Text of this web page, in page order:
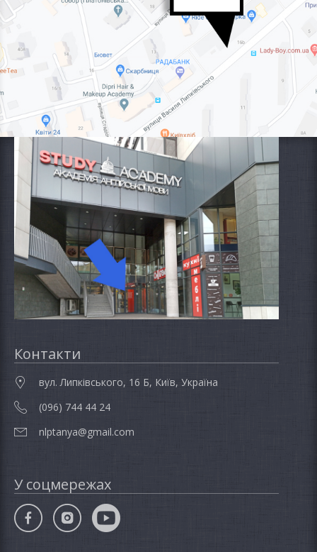
Контакти
вул. Липківського, 16 Б, Київ, Україна
(096) 744 44 24
nlptanya@gmail.com
У соцмережах